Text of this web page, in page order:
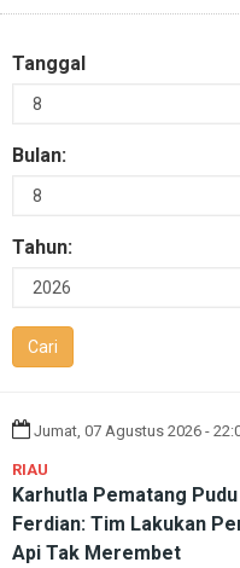
Tanggal
Bulan:
Tahun:
Jumat, 07 Agustus 2026 -
RIAU
Karhutla Pematang
Ferdian: Tim Lakukan
Api Tak Merembet